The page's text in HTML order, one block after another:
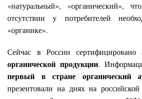
«натуральный», «органический»,
отсутствии у потребителей
«органике».
Сейчас в России сертифицировано
органической продукции.
первый в стране органический
презентовали на днях на